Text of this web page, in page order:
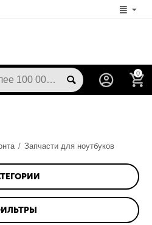
0
/ Запчасти для ноутбуков